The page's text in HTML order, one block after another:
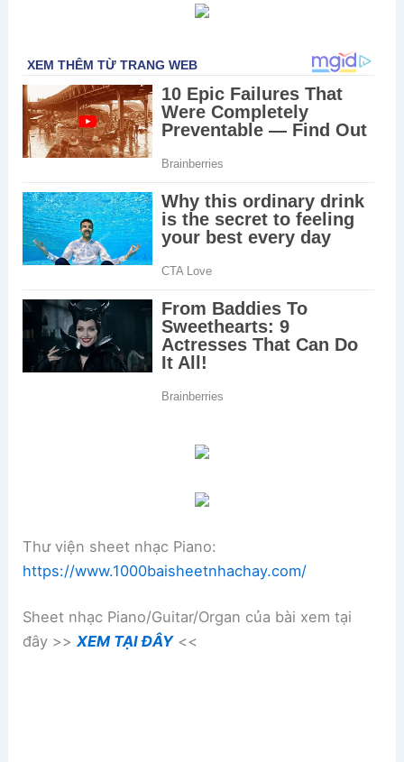
Thư viện sheet nhạc Piano:
https://www.1000baisheetnhachay.com/
Sheet nhạc Piano/Guitar/Organ của bài xem tại
đây >>XEM TẠI ĐÂY<<